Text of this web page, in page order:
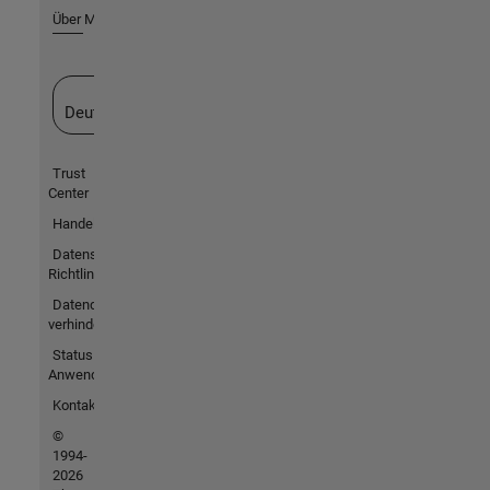
Über MathWorks
Deutschland
Trust
Center
Handelsmarken
Datenschutz-
Richtlinien
Datendiebstahl
verhindern
Status von
Anwendungen
Kontakt
©
1994-
2026